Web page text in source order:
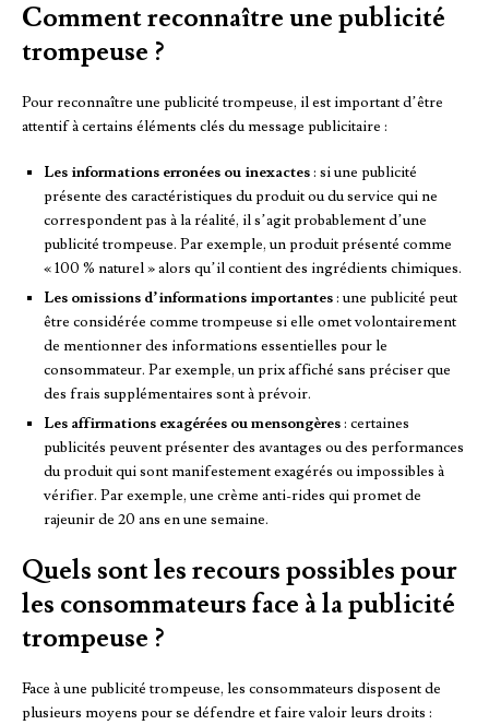
Comment reconnaître une publicité
trompeuse ?
Pour reconnaître une publicité trompeuse, il est important d’être
attentif à certains éléments clés du message publicitaire :
Les informations erronées ou inexactes: si une publicité
présente des caractéristiques du produit ou du service qui ne
correspondent pas à la réalité, il s’agit probablement d’une
publicité trompeuse. Par exemple, un produit présenté comme
« 100 % naturel » alors qu’il contient des ingrédients chimiques.
Les omissions d’informations importantes: une publicité peut
être considérée comme trompeuse si elle omet volontairement
de mentionner des informations essentielles pour le
consommateur. Par exemple, un prix affiché sans préciser que
des frais supplémentaires sont à prévoir.
Les affirmations exagérées ou mensongères: certaines
publicités peuvent présenter des avantages ou des performances
du produit qui sont manifestement exagérés ou impossibles à
vérifier. Par exemple, une crème anti-rides qui promet de
rajeunir de 20 ans en une semaine.
Quels sont les recours possibles pour
les consommateurs face à la publicité
trompeuse ?
Face à une publicité trompeuse, les consommateurs disposent de
plusieurs moyens pour se défendre et faire valoir leurs droits :